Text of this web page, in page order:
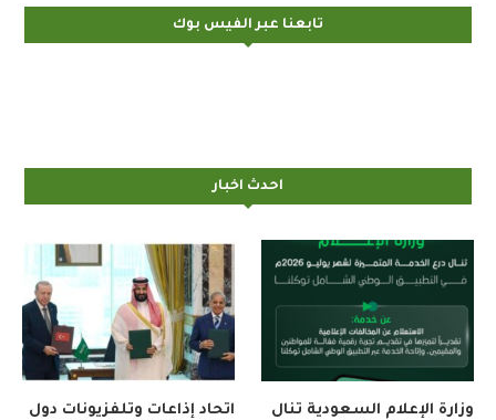
تابعنا عبر الفيس بوك
احدث اخبار
اتحاد إذاعات وتلفزيونات دول
وزارة الإعلام السعودية تنال